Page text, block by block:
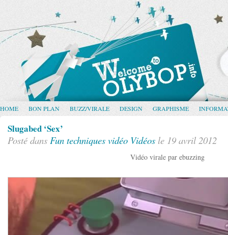
HOME BON PLAN BUZZ/VIRALE DESIGN GRAPHISME
Slugabed ‘Sex’
Posté dans Fun techniques vidéo Vidéos le 19 avril 2012
Vidéo virale par ebuzzing